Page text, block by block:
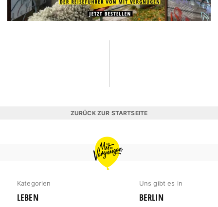
ZURÜCK ZUR STARTSEITE
MIT
VERGNÜGEN
MÜNCHEN
Kategorien
LEBEN
Uns gibt es in
BERLIN